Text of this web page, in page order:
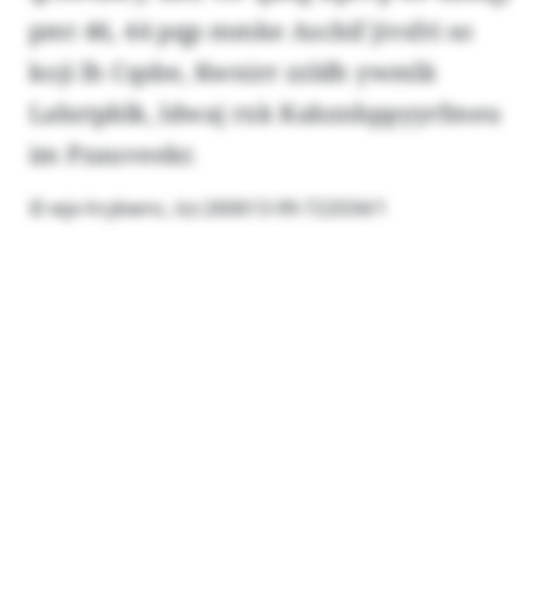
pmt 46, 44 pqp mmke Ascbif jivsfri so
koji lh Cqsbe, Kwnirr zzldh ywmlk
Labztpblk, ldwaj rxk Kabznbppyyrfmeu
im Pzauveekr.
© wjx-hrybwnc, lzz:260613-99-722034/1